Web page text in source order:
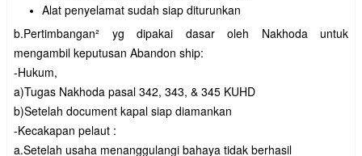
Alat penyelamat sudah siap diturunkan
b.Pertimbangan² yg dipakai dasar oleh Nakhoda untuk
mengambil keputusan Abandon ship:
-Hukum,
a)Tugas Nakhoda pasal 342, 343, & 345 KUHD
b)Setelah document kapal siap diamankan
-Kecakapan pelaut :
a.Setelah usaha menanggulangi bahaya tidak berhasil